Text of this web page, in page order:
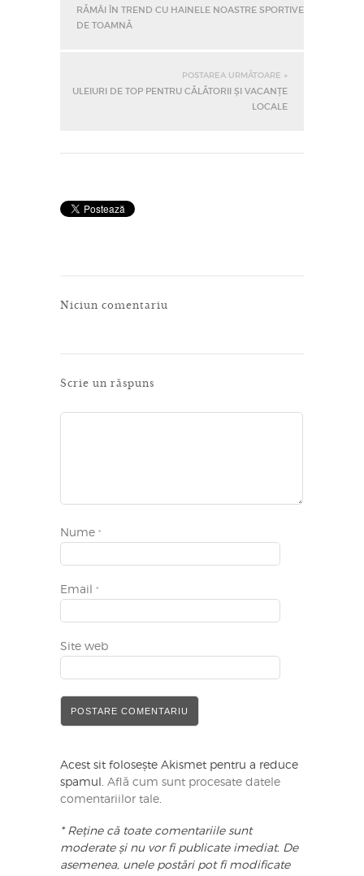
RĂMÂI ÎN TREND CU HAINELE NOASTRE SPORTIVE
DE TOAMNĂ
POSTAREA URMĂTOARE »
ULEIURI DE TOP PENTRU CĂLĂTORII ȘI VACANȚE
LOCALE
Niciun comentariu
Scrie un răspuns
Nume *
Email *
Site web
Acest sit folosește Akismet pentru a reduce
spamul. Află cum sunt procesate datele
comentariilor tale.
* Reține că toate comentariile sunt
moderate și nu vor fi publicate imediat. De
asemenea, unele postări pot fi modificate